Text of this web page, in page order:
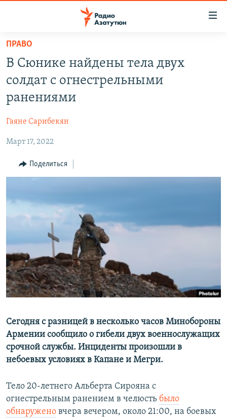
Перейти
основному
содержанию
основной
навигации
Перейти
поиску
ЭКОНОМИКА
РЕГИОН
НАГОРНЫЙ КАРАБАХ
СПОРТ
АРХИВ
Հայերեն
English
Русский
ПРАВО
В Сюнике найдены тела двух
солдат с огнестрельными
ранениями
Гаяне Сарибекян
Март 17, 2022
Поделиться
Сегодня с разницей в несколько часов Минобороны
Армении сообщило о гибели двух военнослужащих
срочной службы. Инциденты произошли в
небоевых условиях в Капане и Мегри.
Тело 20-летнего Альберта Сирояна с
огнестрельным ранением в челюсть было
обнаружено вчера вечером, около 21:00, на боевых